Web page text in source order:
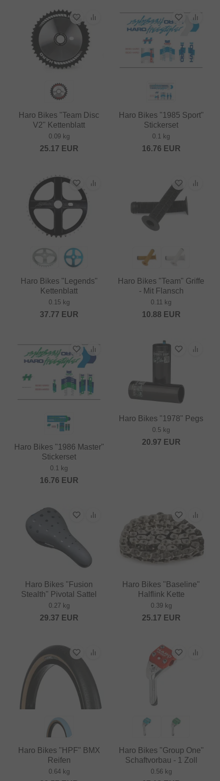
Haro Bikes "Team Disc
V2" Kettenblatt
0.09 kg
25.17 EUR
Haro Bikes "1985 Sport"
Stickerset
0.1 kg
16.76 EUR
Haro Bikes "Legends"
Kettenblatt
0.15 kg
37.77 EUR
Haro Bikes "Team" Griffe
- Mit Flansch
0.11 kg
10.88 EUR
Haro Bikes "1986 Master"
Stickerset
0.1 kg
16.76 EUR
Haro Bikes "1978" Pegs
0.5 kg
20.97 EUR
Haro Bikes "Fusion
Stealth" Pivotal Sattel
0.27 kg
29.37 EUR
Haro Bikes "Baseline"
Halflink Kette
0.39 kg
25.17 EUR
Haro Bikes "HPF" BMX
Reifen
0.64 kg
Haro Bikes "Group One"
Schaftvorbau - 1 Zoll
0.56 kg